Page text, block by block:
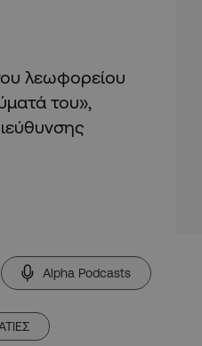
λεωφορείου
του»,
Alpha Podcasts